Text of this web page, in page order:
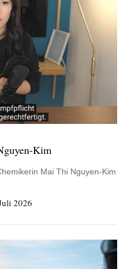
Kim
Mai Thi Nguyen-Kim
2026